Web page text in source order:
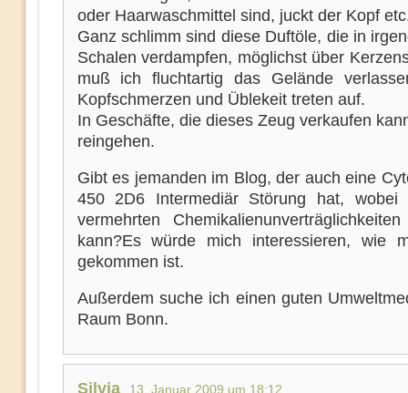
oder Haarwaschmittel sind, juckt der Kopf
Ganz schlimm sind diese Duftöle, die in
Schalen verdampfen, möglichst über
muß ich fluchtartig das Gelände
Kopfschmerzen und Üblekeit treten auf.
In Geschäfte, die dieses Zeug verkaufen
reingehen.
Gibt es jemanden im Blog, der auch eine
450 2D6 Intermediär Störung hat,
vermehrten
kann?Es würde mich interessieren, wie
gekommen ist.
Außerdem suche ich einen guten
Raum Bonn.
Silvia 13. Januar 2009 um 18:12